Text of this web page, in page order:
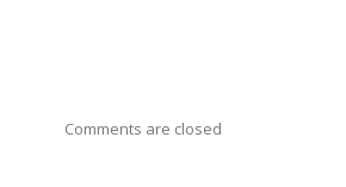
Comments are closed